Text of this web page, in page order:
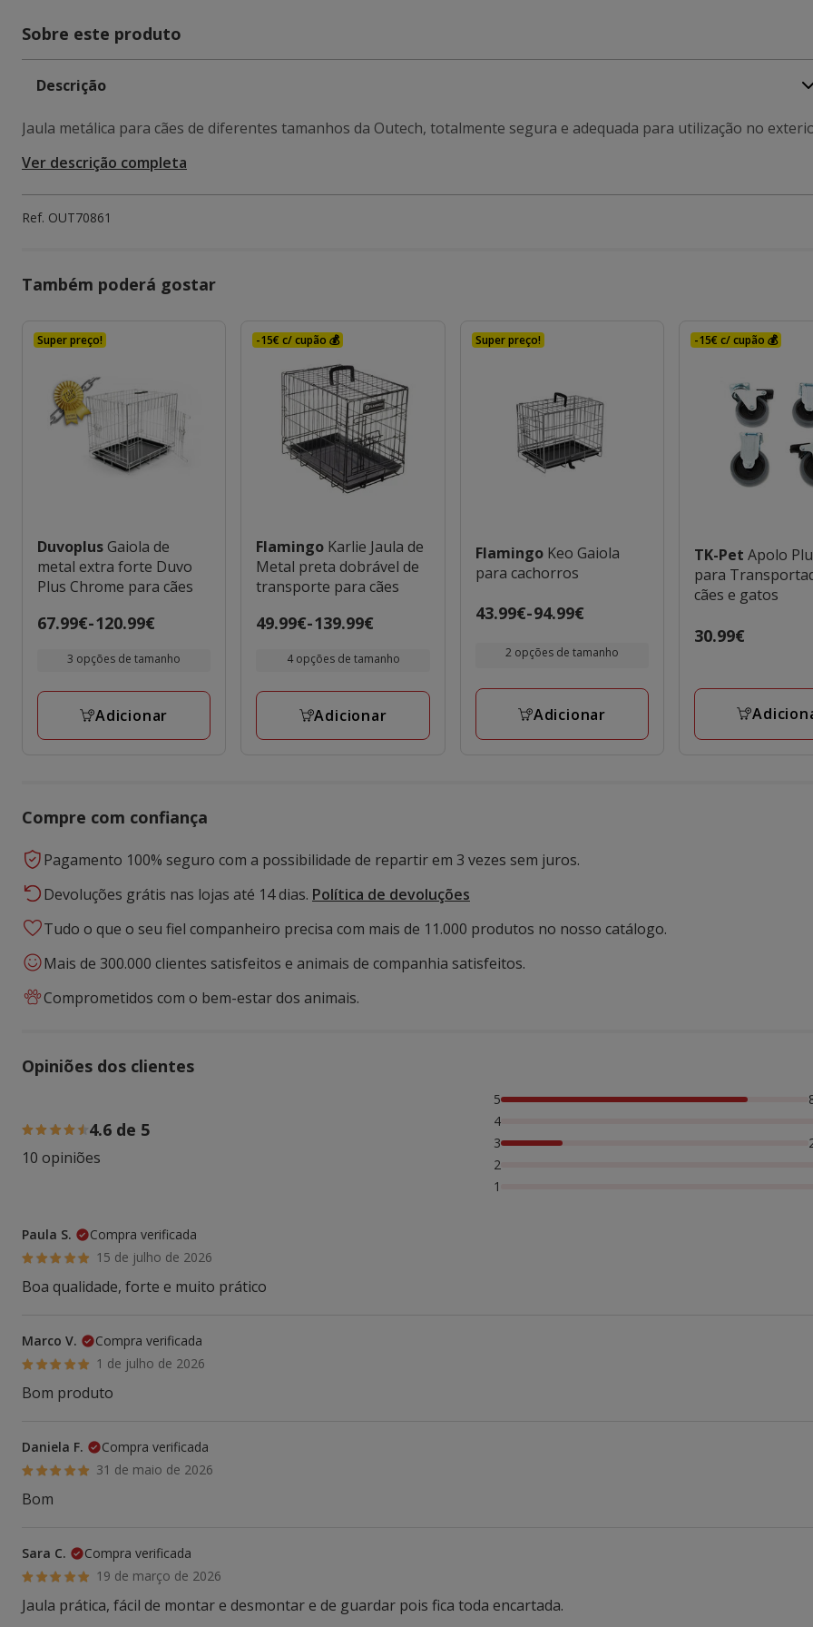
Sobre este produto
Descrição
Jaula metálica para cães de diferentes tamanhos da Outech, totalmente segura e adequada para utilização no
Ver descrição completa
Ref. OUT70861
Também poderá gostar
Super preço!
Duvoplus Gaiola de
metal extra forte Duvo
Plus Chrome para cães
Preço
67.99€
a
120.99€
67.99€-120.99€
3 opções de tamanho
Adicionar
-15€ c/ cupão 💰
Flamingo Karlie Jaula de
Metal preta dobrável de
transporte para cães
Preço
49.99€
a
139.99€
49.99€-139.99€
4 opções de tamanho
Adicionar
Super preço!
Flamingo Keo Gaiola
para cachorros
Preço
43.99€
94.99€
43.99€-94.99€
2 opções de tamanho
Adicionar
-15€ c/ cupão 💰
TK-PetApolo
para
cães e gatos
Preço
30.99€
Compre com confiança
Pagamento 100% seguro com a possibilidade de repartir em 3 vezes sem juros.
Devoluções grátis nas lojas até 14 dias. Política de devoluções
Tudo o que o seu fiel companheiro precisa com mais de 11.000 produtos no nosso catálogo.
Mais de 300.000 clientes satisfeitos e animais de companhia satisfeitos.
Comprometidos com o bem-estar dos animais.
Opiniões dos clientes
4.6 de 5
10 opiniões
80% das pessoas avaliaram com 5 estrelas, 20% das pessoas avaliaram com 3 estrelas,
5
4
3
2
1
Paula S.
Compra verificada
15 de julho de 2026
Boa qualidade, forte e muito prático
Marco V.
Compra verificada
1 de julho de 2026
Bom produto
Daniela F.
Compra verificada
31 de maio de 2026
Bom
Sara C.
Compra verificada
19 de março de 2026
Jaula prática, fácil de montar e desmontar e de guardar pois fica toda encartada.